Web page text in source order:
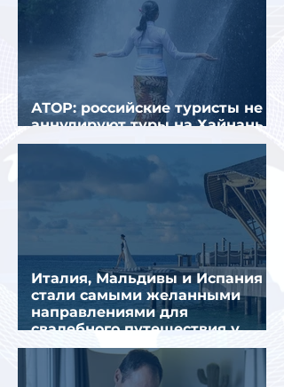
АТОР: российские туристы не
аннулируют туры на Хайнань
из-за тайфуна «Дельфин»
Италия, Мальдивы и Испания
стали самыми желанными
направлениями для
свадебного путешествия у
россиян